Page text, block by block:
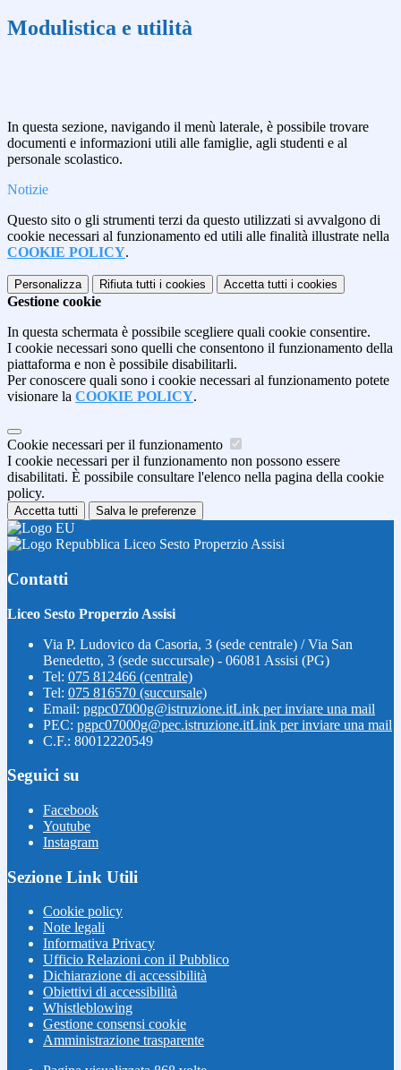
Modulistica e utilità
In questa sezione, navigando il menù laterale, è possibile trovare
documenti e informazioni utili alle famiglie, agli studenti e al
personale scolastico.
Notizie
Questo sito o gli strumenti terzi da questo utilizzati si avvalgono di
cookie necessari al funzionamento ed utili alle finalità illustrate nella
COOKIE POLICY.
Personalizza Rifiuta tutti i cookies Accetta tutti i cookies
Gestione cookie
In questa schermata è possibile scegliere quali cookie consentire.
I cookie necessari sono quelli che consentono il funzionamento della
piattaforma e non è possibile disabilitarli.
Per conoscere quali sono i cookie necessari al funzionamento potete
visionare la COOKIE POLICY.
Cookie necessari per il funzionamento
I cookie necessari per il funzionamento non possono essere
disabilitati. È possibile consultare l'elenco nella pagina della cookie
policy.
Accetta tutti Salva le preferenze
Liceo Sesto Properzio Assisi
Contatti
Liceo Sesto Properzio Assisi
Via P. Ludovico da Casoria, 3 (sede centrale) / Via San
Benedetto, 3 (sede succursale) - 06081 Assisi (PG)
Tel: 075 812466 (centrale)
Tel: 075 816570 (succursale)
Email: pgpc07000g@istruzione.itLink per inviare una mail
PEC: pgpc07000g@pec.istruzione.itLink per inviare una mail
C.F.: 80012220549
Seguici su
Facebook
Youtube
Instagram
Sezione Link Utili
Cookie policy
Note legali
Informativa Privacy
Ufficio Relazioni con il Pubblico
Dichiarazione di accessibilità
Obiettivi di accessibilità
Whistleblowing
Gestione consensi cookie
Amministrazione trasparente